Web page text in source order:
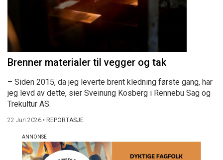
Brenner materialer til vegger og tak
– Siden 2015, da jeg leverte brent kledning første gang, har
jeg levd av dette, sier Sveinung Kosberg i Rennebu Sag og
Trekultur AS.
22 Jun 2026 • REPORTASJE